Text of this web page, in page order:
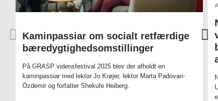
Kaminpassiar om socialt retfærdige
bæredygtighedsomstillinger
På GRASP vidensfestival 2025 blev der afholdt en
kaminpassiar med lektor Jo Krøjer, lektor Marta Padovan-
Özdemir og forfatter Shekufe Heiberg.